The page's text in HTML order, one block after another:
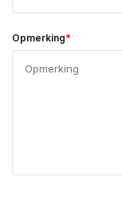
Opmerking*